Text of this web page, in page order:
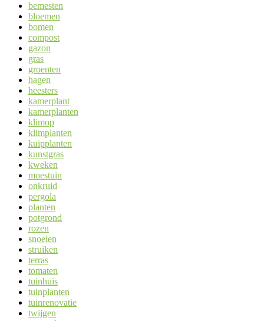
bemesten
bloemen
bomen
compost
gazon
gras
groenten
hagen
heesters
kamerplant
kamerplanten
klimop
klimplanten
kuipplanten
kunstgras
kweken
moestuin
onkruid
pergola
planten
potgrond
rozen
snoeien
struiken
terras
tomaten
tuinhuis
tuinplanten
tuinrenovatie
twijgen